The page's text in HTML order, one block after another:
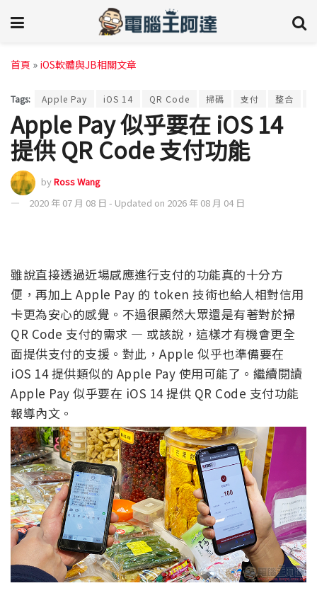
首頁 » iOS軟體與JB相關文章
Tags: Apple Pay iOS 14 QR Code 掃碼 支付 整合
Apple Pay 似乎要在 iOS 14
提供 QR Code 支付功能
byRoss Wang
2020 年 07 月 08 日 - Updated on 2026 年 08 月 04 日
雖說直接透過近場感應進行支付的功能真的十分方
便，再加上 Apple Pay 的 token 技術也給人相對信用
卡更為安心的感覺。不過很顯然大眾還是有著對於掃
QR Code 支付的需求 — 或該說，這樣才有機會更全
面提供支付的支援。對此，Apple 似乎也準備要在
iOS 14 提供類似的 Apple Pay 使用可能了。繼續閱讀
Apple Pay 似乎要在 iOS 14 提供 QR Code 支付功能
報導內文。